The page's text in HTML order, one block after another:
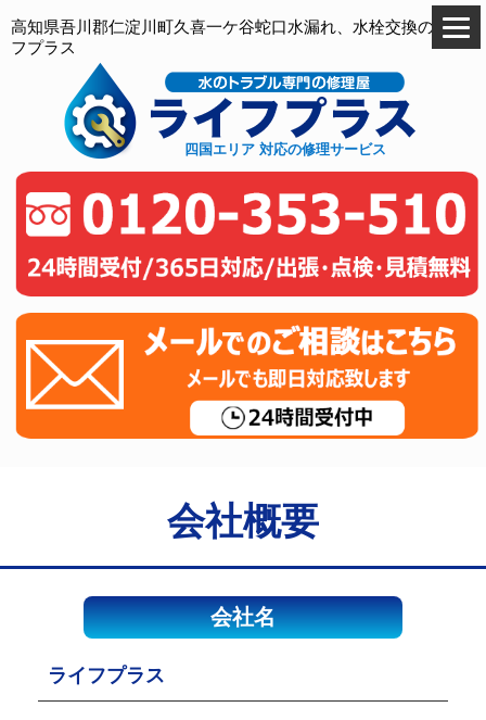
高知県吾川郡仁淀川町久喜一ケ谷蛇口水漏れ、水栓交換のライ
フプラス
四国エリア 対応の修理サービス
会社概要
会社名
ライフプラス